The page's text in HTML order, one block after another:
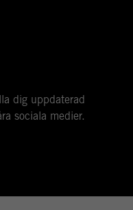
dig uppdaterad
sociala medier.